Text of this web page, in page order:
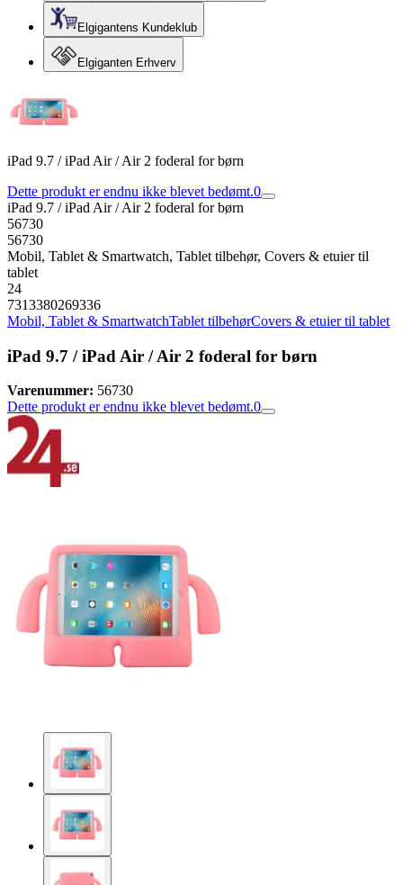
Elgigantens Kundeklub
Elgiganten Erhverv
iPad 9.7 / iPad Air / Air 2 foderal for børn
Dette produkt er endnu ikke blevet bedømt.0
iPad 9.7 / iPad Air / Air 2 foderal for børn
56730
56730
Mobil, Tablet & Smartwatch, Tablet tilbehør, Covers & etuier til
tablet
24
7313380269336
Mobil, Tablet & SmartwatchTablet tilbehørCovers & etuier til tablet
iPad 9.7 / iPad Air / Air 2 foderal for børn
Varenummer: 56730
Dette produkt er endnu ikke blevet bedømt.0